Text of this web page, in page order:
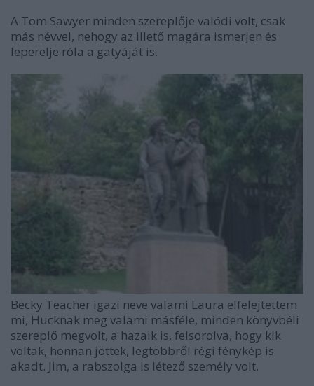
A Tom Sawyer minden szereplője valódi volt, csak
más névvel, nehogy az illető magára ismerjen és
leperelje róla a gatyáját is.
Becky Teacher igazi neve valami Laura elfelejtettem
mi, Hucknak meg valami másféle, minden könyvbéli
szereplő megvolt, a hazaik is, felsorolva, hogy kik
voltak, honnan jöttek, legtöbbről régi fénykép is
akadt. Jim, a rabszolga is létező személy volt.